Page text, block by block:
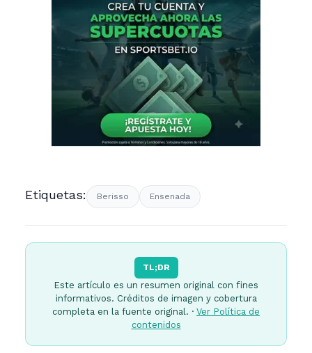
Etiquetas: Berisso Ensenada
TL;DR
Este artículo es un resumen original con fines
informativos. Créditos de imagen y cobertura
completa en la fuente original. · Ver Política de
contenidos